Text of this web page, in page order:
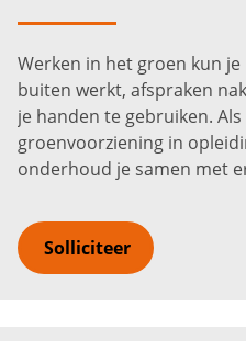
VMBO
€2.600 - €3.800
Werken in het groen kun
buiten werkt, afspraken
je handen te gebruiken.
groenvoorziening in
onderhoud je samen met
Solliciteer